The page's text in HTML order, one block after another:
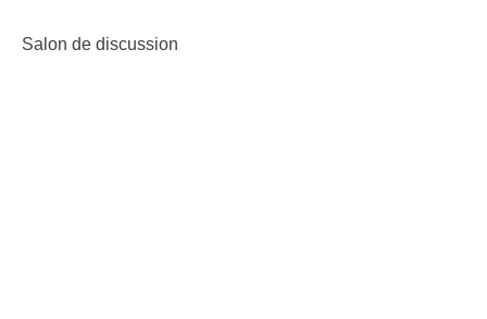
Salon de discussion